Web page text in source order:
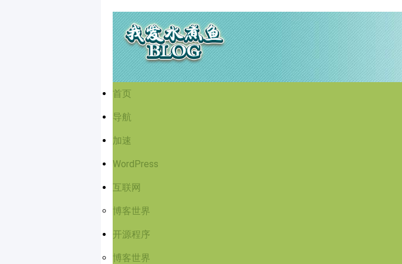
首页
导航
加速
WordPress
互联网
博客世界
开源程序
博客世界